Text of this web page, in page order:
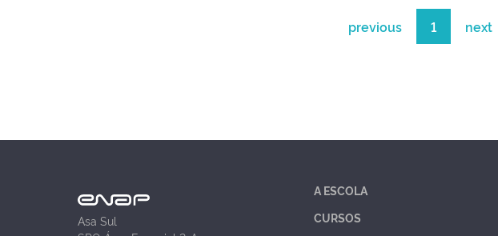
previous 1 next
Asa Sul
A ESCOLA
CURSOS